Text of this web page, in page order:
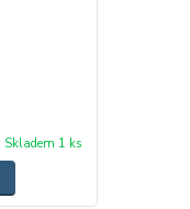
Skladem 1 ks